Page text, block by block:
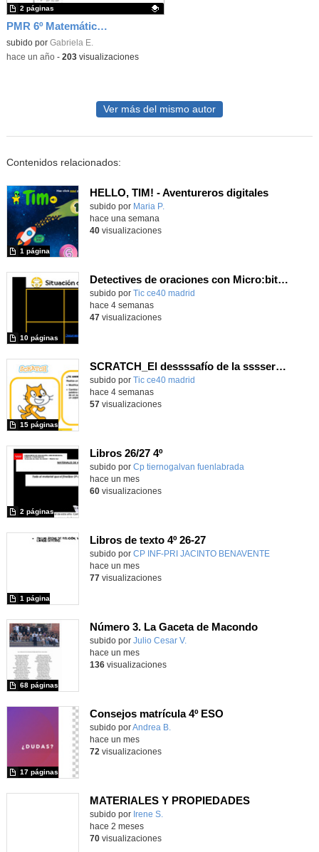
PMR 6º Matemáticas 2ºTrimestre
Contenido educativo.
subido por Gabriela E.
2 páginas
-hace un año- 203visualizaciones
Ver más del mismo autor
Contenidos relacionados:
HELLO, TIM! - Aventureros digitales
Contenido educativo.
subido por Maria P.
1 página
hace una semana
40visualizaciones
Detectives de oraciones con Micro:bit 4º
subido por Tic ce40 madrid
10 páginas
hace 4 semanas
47visualizaciones
SCRATCH_El dessssafío de la sssserpiente
subido por Tic ce40 madrid
15 páginas
hace 4 semanas
57visualizaciones
Libros 26/27 4º
subido por Cp tiernogalvan fuenlabrada
2 páginas
hace un mes
60visualizaciones
Libros de texto 4º 26-27
subido por CP INF-PRI JACINTO BENAVENTE
1 página
-
hace un mes
77visualizaciones
Número 3. La Gaceta de Macondo
Contenido educativo.
subido por Julio Cesar V.
68 páginas
hace un mes
136visualizaciones
Consejos matrícula 4º ESO
Contenido educativo.
subido porAndrea B.
17 páginas
hace un mes
72 visualizaciones
MATERIALES Y PROPIEDADES
Contenido educativo.
subido por Irene S.
hace 2 meses
70visualizaciones